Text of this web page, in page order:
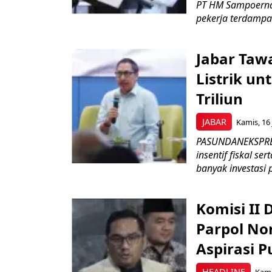
PT HM
pekerja
JABAR
Jabar
Listrik
Triliun
Kamis,
insentif fiskal
banyak investasi
Komisi II
Parpol
Aspirasi